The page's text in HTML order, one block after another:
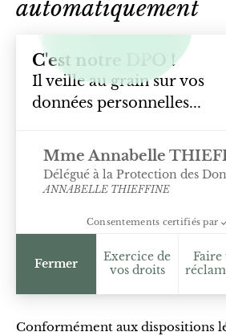
automatiquement
C'est notre DPO !
Il veille au grain sur vos
données personnelles...
Mme Annabelle
Délégué à la Protection des
ANNABELLE THIEFFINE
Consentements certifiés par
Fermer
Exercice de
vos droits
Faire
Conformément aux dispositions